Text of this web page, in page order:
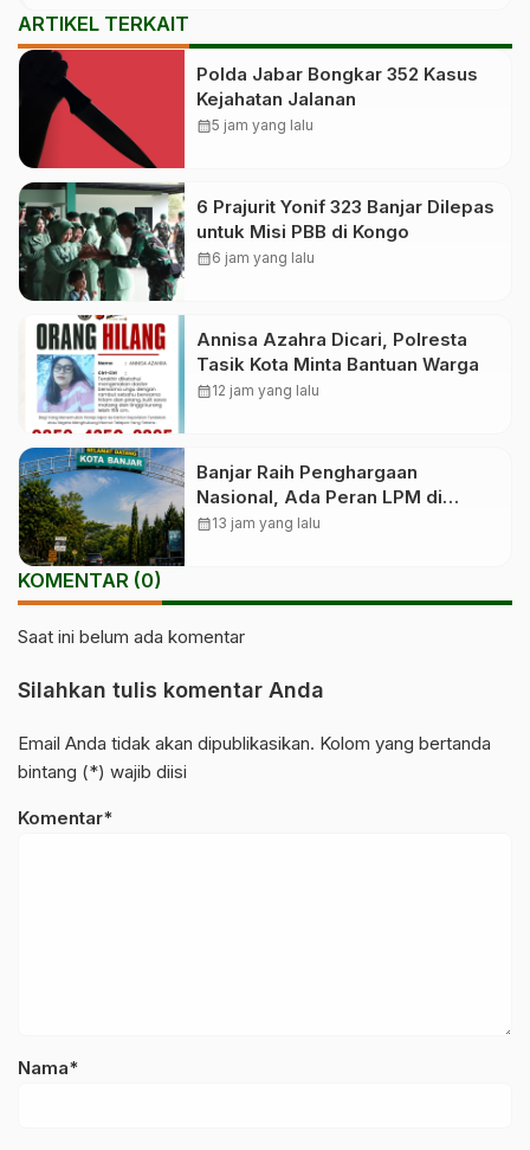
ARTIKEL TERKAIT
Polda Jabar Bongkar 352 Kasus
Kejahatan Jalanan
calendar_month5 jam yang lalu
6 Prajurit Yonif 323 Banjar Dilepas
untuk Misi PBB di Kongo
calendar_month6 jam yang lalu
Annisa Azahra Dicari, Polresta
Tasik Kota Minta Bantuan Warga
calendar_month12 jam yang lalu
Banjar Raih Penghargaan
Nasional, Ada Peran LPM di
Baliknya
calendar_month13 jam yang lalu
KOMENTAR (0)
Saat ini belum ada komentar
Silahkan tulis komentar Anda
Email Anda tidak akan dipublikasikan. Kolom yang bertanda
bintang (*) wajib diisi
Komentar*
Nama*